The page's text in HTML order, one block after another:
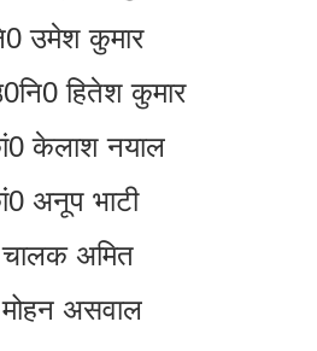
उमेश कुमार
हितेश कुमार
केलाश नयाल
अनूप भाटी
अमित
असवाल